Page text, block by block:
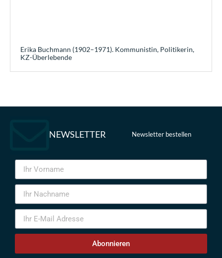
Erika Buchmann (1902–1971). Kommunistin, Politikerin,
KZ-Überlebende
NEWSLETTER Newsletter bestellen
Abonnieren